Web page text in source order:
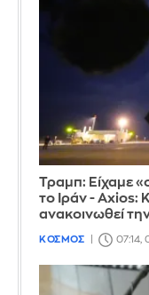
Τραμπ: Είχαμε
το Ιράν - Axios:
ανακοινωθεί
ΚΟΣΜΟΣ 07:14,